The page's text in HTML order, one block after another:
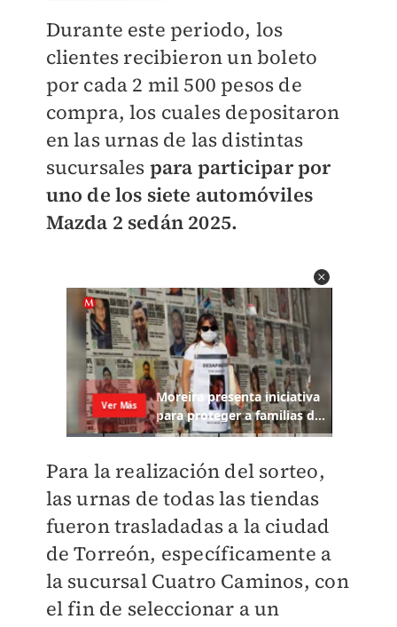
Durante este periodo, los
clientes recibieron un boleto
por cada 2 mil 500 pesos de
compra, los cuales depositaron
en las urnas de las distintas
sucursales para participar por
uno de los siete automóviles
Mazda 2 sedán 2025.
Para la realización del sorteo,
las urnas de todas las tiendas
fueron trasladadas a la ciudad
de Torreón, específicamente a
la sucursal Cuatro Caminos, con
el fin de seleccionar a un